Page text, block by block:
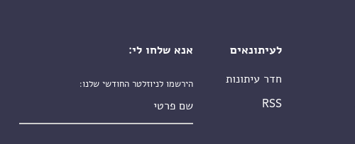
לעיתונאים
חדר עיתונות
RSS
אנא שלחו לי:
הירשמו לניוזלטר החודשי שלנו: